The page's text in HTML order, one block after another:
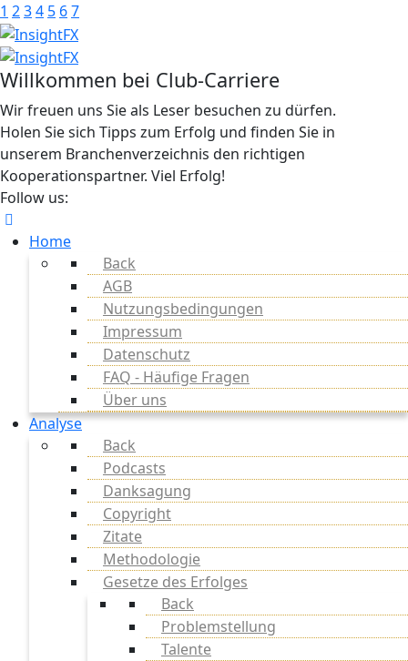
1 234 5 67
Willkommen bei Club-Carriere
Wir freuen uns Sie als Leser besuchen zu dürfen.
Holen Sie sich Tipps zum Erfolg und finden Sie in
unserem Branchenverzeichnis den richtigen
Kooperationspartner. Viel Erfolg!
Follow us:
Home
Back
AGB
Nutzungsbedingungen
Impressum
Datenschutz
FAQ - Häufige Fragen
Über uns
Analyse
Back
Podcasts
Danksagung
Copyright
Zitate
Methodologie
Gesetze des Erfolges
Back
Problemstellung
Talente